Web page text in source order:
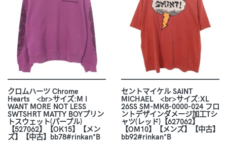
クロムハーツ Chrome
Hearts <br>サイズ:M I
WANT MORE NOT LESS
SWTSHRT MATTY BOYプリン
トスウェット(パープル)
【527062】【OK15】【メン
ズ】【中古】bb78#rinkan*B
セントマイケル SAINT
MICHAEL <br>サイズ:XL
26SS SM-MK8-0000-024 フロ
ントデザインダメージ加工Tシ
ャツ(レッド)【627062】
【OM10】【メンズ】【中古】
bb92#rinkan*B